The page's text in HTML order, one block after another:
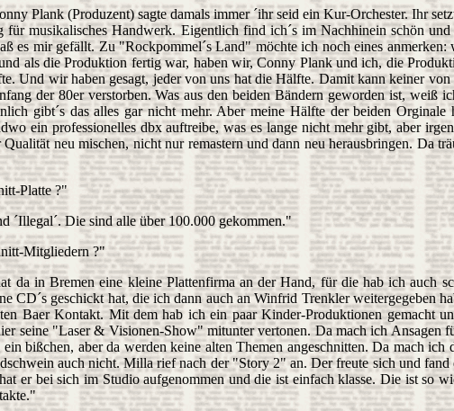
Plank (Produzent) sagte damals immer ´ihr seid ein Kur-Orchester. Ihr
für musikalisches Handwerk. Eigentlich find ich´s im Nachhinein schön
es mir gefällt. Zu "Rockpommel´s Land" möchte ich noch eines anmerken:
als die Produktion fertig war, haben wir, Conny Plank und ich, die
Und wir haben gesagt, jeder von uns hat die Hälfte. Damit kann keiner
der 80er verstorben. Was aus den beiden Bändern geworden ist, weiß
gibt´s das alles gar nicht mehr. Aber meine Hälfte der beiden
ein professionelles dbx auftreibe, was es lange nicht mehr gibt, aber
neu mischen, nicht nur remastern und dann neu herausbringen. Da
Platte ?"
´Illegal´. Die sind alle über 100.000 gekommen."
Mitgliedern ?"
in Bremen eine kleine Plattenfirma an der Hand, für die hab ich auch
CD´s geschickt hat, die ich dann auch an Winfrid Trenkler weitergegeben
Baer Kontakt. Mit dem hab ich ein paar Kinder-Produktionen gemacht
seine "Laser & Visionen-Show" mitunter vertonen. Da mach ich Ansagen
bißchen, aber da werden keine alten Themen angeschnitten. Da mach ich
auch nicht. Milla rief nach der "Story 2" an. Der freute sich und
er bei sich im Studio aufgenommen und die ist einfach klasse. Die ist so